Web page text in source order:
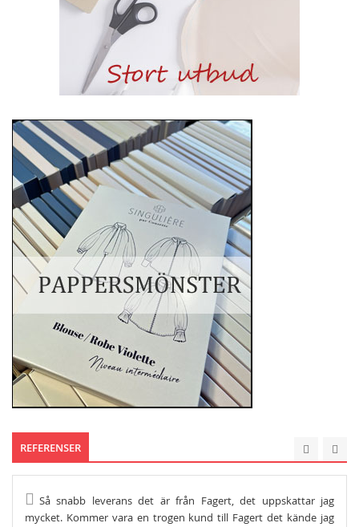
REFERENSER
Så snabb leverans det är från Fagert, det uppskattar jag
mycket. Kommer vara en trogen kund till Fagert det kände jag